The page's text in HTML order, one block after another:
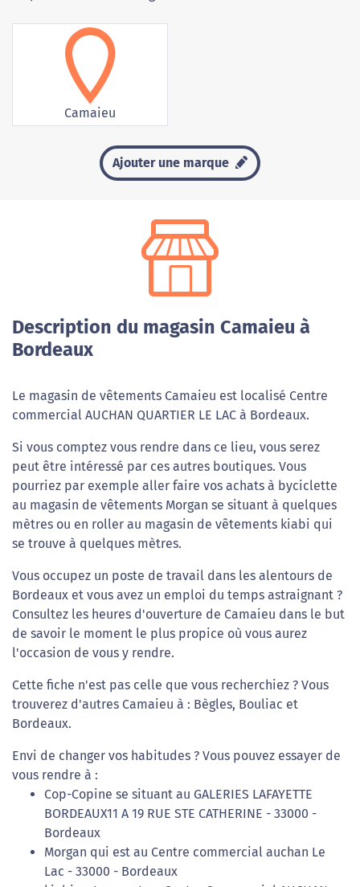
Camaieu
Ajouter une marque
Description du magasin Camaieu à
Bordeaux
Le magasin de vêtements Camaieu est localisé Centre
commercial AUCHAN QUARTIER LE LAC à Bordeaux.
Si vous comptez vous rendre dans ce lieu, vous serez
peut être intéressé par ces autres boutiques. Vous
pourriez par exemple aller faire vos achats à byciclette
au magasin de vêtements Morgan se situant à quelques
mètres ou en roller au magasin de vêtements kiabi qui
se trouve à quelques mètres.
Vous occupez un poste de travail dans les alentours de
Bordeaux et vous avez un emploi du temps astraignant ?
Consultez les heures d'ouverture de Camaieu dans le but
de savoir le moment le plus propice où vous aurez
l'occasion de vous y rendre.
Cette fiche n'est pas celle que vous recherchiez ? Vous
trouverez d'autres Camaieu à : Bègles, Bouliac et
Bordeaux.
Envi de changer vos habitudes ? Vous pouvez essayer de
vous rendre à :
Cop-Copine se situant au GALERIES LAFAYETTE
BORDEAUX11 A 19 RUE STE CATHERINE - 33000 -
Bordeaux
Morgan qui est au Centre commercial auchan Le
Lac - 33000 - Bordeaux